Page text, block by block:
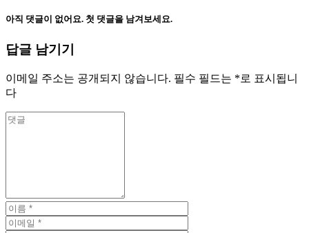
아직 댓글이 없어요. 첫 댓글을 남겨보세요.
답글 남기기
이메일 주소는 공개되지 않습니다. 필수 필드는 *로 표시됩니
다